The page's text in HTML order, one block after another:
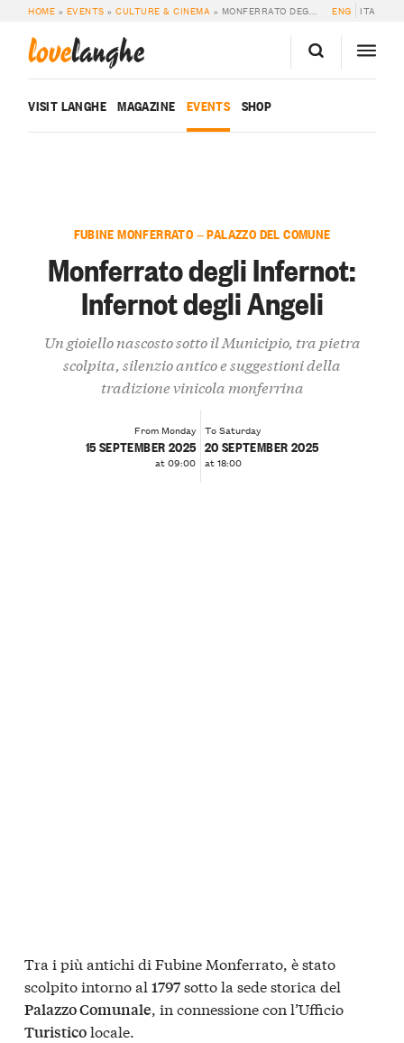
HOME » EVENTS »CULTURE & CINEMA » MONFERRATO DEGLI INFERNOT: INFERNOT DEGLI ANGELI ENG ITA
lovelanghe
VISIT LANGHE MAGAZINE EVENTS SHOP
FUBINE MONFERRATO — PALAZZO DEL COMUNE
Monferrato degli Infernot:
Infernot degli Angeli
Un gioiello nascosto sotto il Municipio, tra pietra
scolpita, silenzio antico e suggestioni della
tradizione vinicola monferrina
From Monday
15 SEPTEMBER 2025
at 09:00
To Saturday
20 SEPTEMBER 2025
at 18:00
Tra i più antichi di Fubine Monferrato, è stato
scolpito intorno al 1797sotto la sede storica del
Palazzo Comunale, in connessione con l’Ufficio
Turisticolocale.